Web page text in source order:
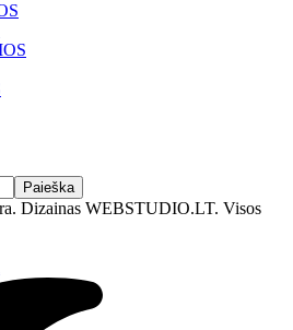
Dizainas WEBSTUDIO.LT. Visos